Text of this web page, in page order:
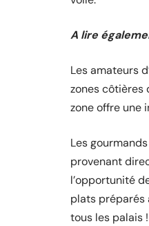
A lire
Les amateurs
zones côtières
zone offre une
Les
provenant
l’opportunité
plats préparés
tous les palais !